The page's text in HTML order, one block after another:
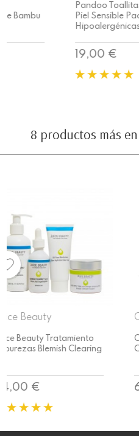
Pandoo Toallitas Bambu
Piel Sensible Pack 6
Hipoalergénicas
8 productos más
Odacité
Odacité Limpiador Green
Ceremony
Precio
63,00 €